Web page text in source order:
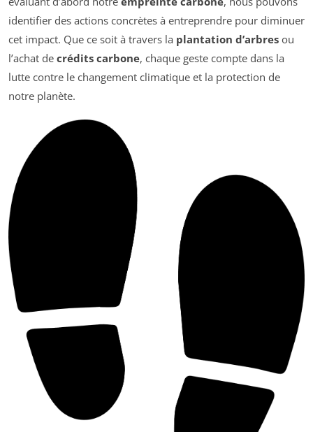
identifier des actions concrètes à entreprendre pour diminuer
cet impact. Que ce soit à travers la plantation d’arbres ou
l’achat de crédits carbone, chaque geste compte dans la
lutte contre le changement climatique et la protection de
notre planète.